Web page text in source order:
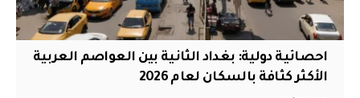
احصائية دولية: بغداد الثانية بين العواصم العربية
الأكثر كثافة بالسكان لعام 2026